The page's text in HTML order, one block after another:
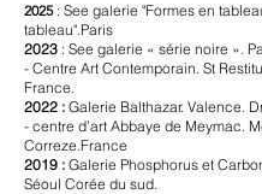
2025 : See galerie "Formes en
tableau".Paris
2023 : See galerie « série noire ».
- Centre Art Contemporain. St
France.
2022 : Galerie Balthazar. Valence.
- centre d’art Abbaye de Meymac.
Correze.France
2019 : Galerie Phosphorus et
Séoul Corée du sud.